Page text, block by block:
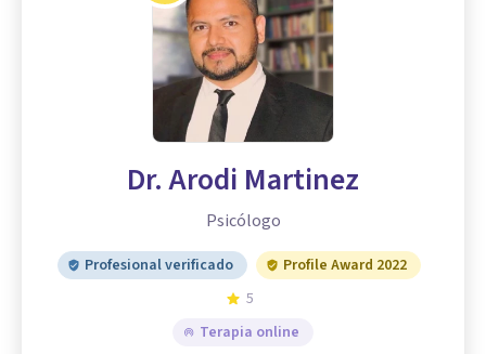
Dr. Arodi Martinez
Psicólogo
Profesional verificado
Profile Award 2022
5
Terapia online